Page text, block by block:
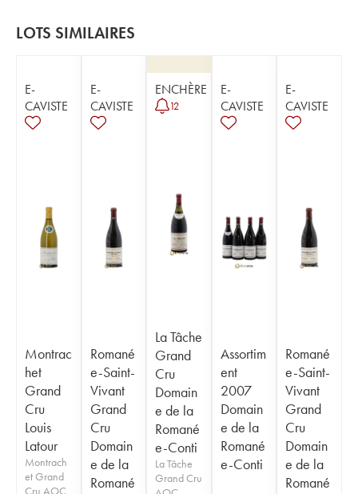
LOTS SIMILAIRES
E-
CAVISTE
Montrac
het
Grand
Cru
Louis
Latour
Montrach
et Grand
Cru AOC
E-
CAVISTE
Romané
e-Saint-
Vivant
Grand
Cru
Domain
e de la
Romané
ENCHÈRE
12
La Tâche
Grand
Cru
Domain
e de la
Romané
e-Conti
La Tâche
Grand Cru
E-
CAVISTE
Assortim
ent
2007
Domain
e de la
Romané
e-Conti
E-
CAVISTE
Romané
e-Saint-
Vivant
Grand
Cru
Domain
e de la
Romané